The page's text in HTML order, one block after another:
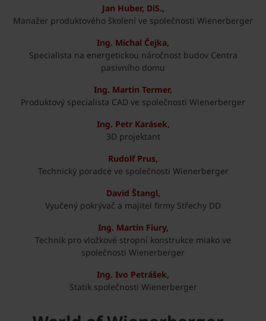
Jan Huber, DiS.,
Manažer produktového školení ve společnosti Wienerberger
Ing. Michal Čejka,
Specialista na energetickou náročnost budov Centra
pasivního domu
Ing. Martin Termer,
Produktový specialista CAD ve společnosti Wienerberger
Ing. Petr Karásek,
3D projektant
Rudolf Prus,
Technický poradce ve společnosti Wienerberger
David Štangl,
Vyučený pokrývač a majitel firmy Střechy DD
Ing. Martin Fiury,
Technik pro vložkové stropní konstrukce miako ve
společnosti Wienerberger
Ing. Ivo Petrášek,
Statik společnosti Wienerberger